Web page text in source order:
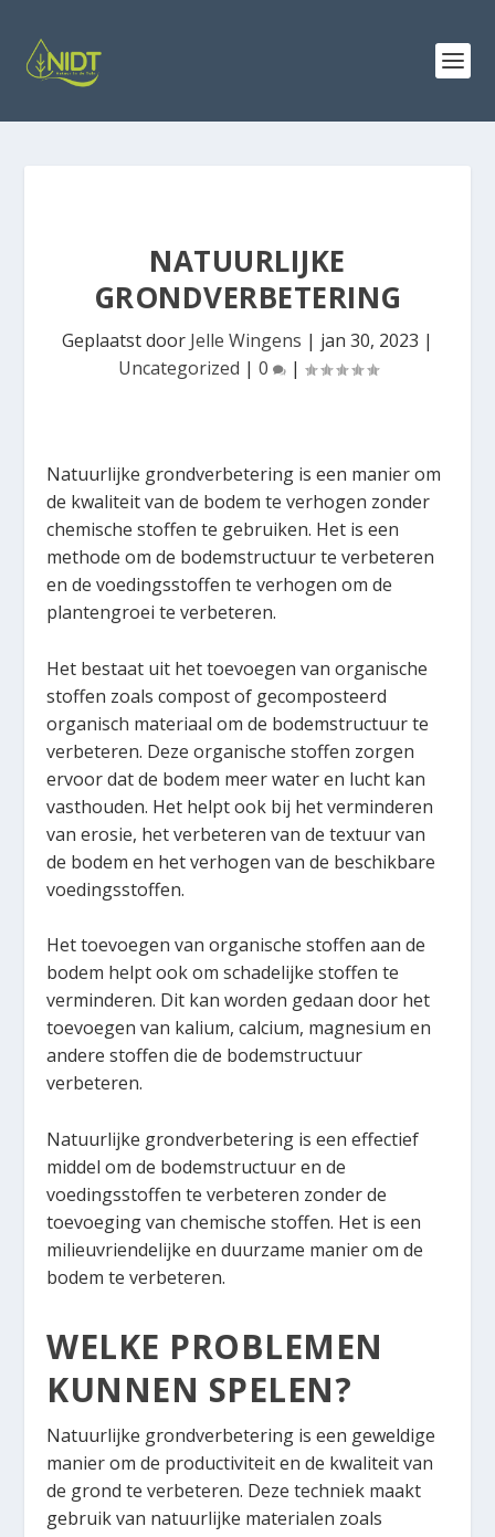
NATUURLIJKE
GRONDVERBETERING
Geplaatst door Jelle Wingens | jan 30, 2023 |
Uncategorized | 0 |
Natuurlijke grondverbetering is een manier om
de kwaliteit van de bodem te verhogen zonder
chemische stoffen te gebruiken. Het is een
methode om de bodemstructuur te verbeteren
en de voedingsstoffen te verhogen om de
plantengroei te verbeteren.
Het bestaat uit het toevoegen van organische
stoffen zoals compost of gecomposteerd
organisch materiaal om de bodemstructuur te
verbeteren. Deze organische stoffen zorgen
ervoor dat de bodem meer water en lucht kan
vasthouden. Het helpt ook bij het verminderen
van erosie, het verbeteren van de textuur van
de bodem en het verhogen van de beschikbare
voedingsstoffen.
Het toevoegen van organische stoffen aan de
bodem helpt ook om schadelijke stoffen te
verminderen. Dit kan worden gedaan door het
toevoegen van kalium, calcium, magnesium en
andere stoffen die de bodemstructuur
verbeteren.
Natuurlijke grondverbetering is een effectief
middel om de bodemstructuur en de
voedingsstoffen te verbeteren zonder de
toevoeging van chemische stoffen. Het is een
milieuvriendelijke en duurzame manier om de
bodem te verbeteren.
WELKE PROBLEMEN
KUNNEN SPELEN?
Natuurlijke grondverbetering is een geweldige
manier om de productiviteit en de kwaliteit van
de grond te verbeteren. Deze techniek maakt
gebruik van natuurlijke materialen zoals